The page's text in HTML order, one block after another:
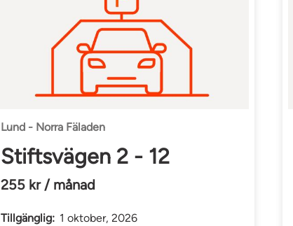
Lund - Norra Fäladen
Stiftsvägen 2 - 12
255 kr / månad
Tillgänglig: 1 oktober, 2026